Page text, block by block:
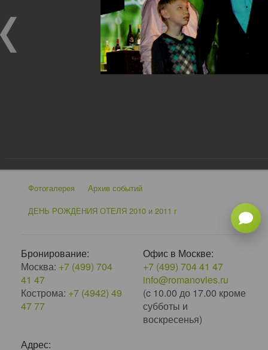
Фотогалерея
Архив событий
ДЕНЬ РОЖДЕНИЯ ОТЕЛЯ 2010 и 2011 г
Бронирование:
Москва: +7 (499) 704
41 47
Кострома: +7 (4942) 49
47 77
Офис в Москве:
+7 (499) 704 41 47
info@romanovles.ru
(c 10.00 до 17.00 кроме
субботы и
воскресенья)
Адрес: